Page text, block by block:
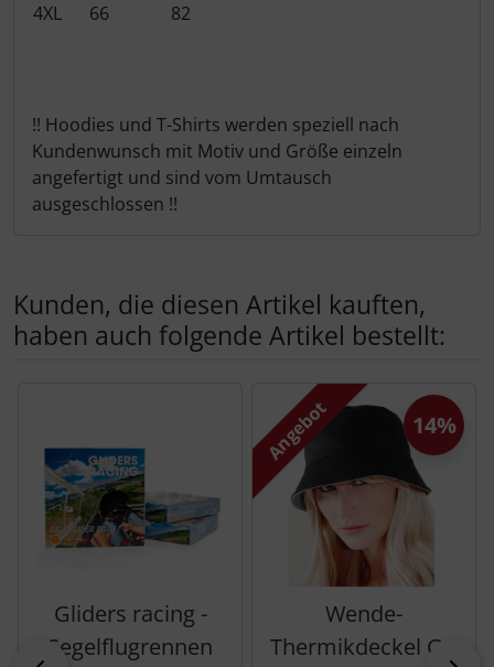
4XL
66 82
!! Hoodies und T-Shirts werden speziell nach
Kundenwunsch mit Motiv und Größe einzeln
angefertigt und sind vom Umtausch
ausgeschlossen !!
Kunden, die diesen Artikel kauften,
haben auch folgende Artikel bestellt:
Es folgt ein Produktslider - navigieren Sie mit der Tab-
Gliders racing -
Segelflugrennen
Angebot
Wende-
Thermikdeckel Gr.
14%